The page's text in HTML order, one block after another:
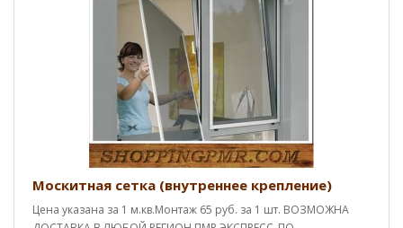
Москитная сетка (внутреннее крепление)
Цена указана за 1 м.кв.Монтаж 65 руб. за 1 шт. ВОЗМОЖНА